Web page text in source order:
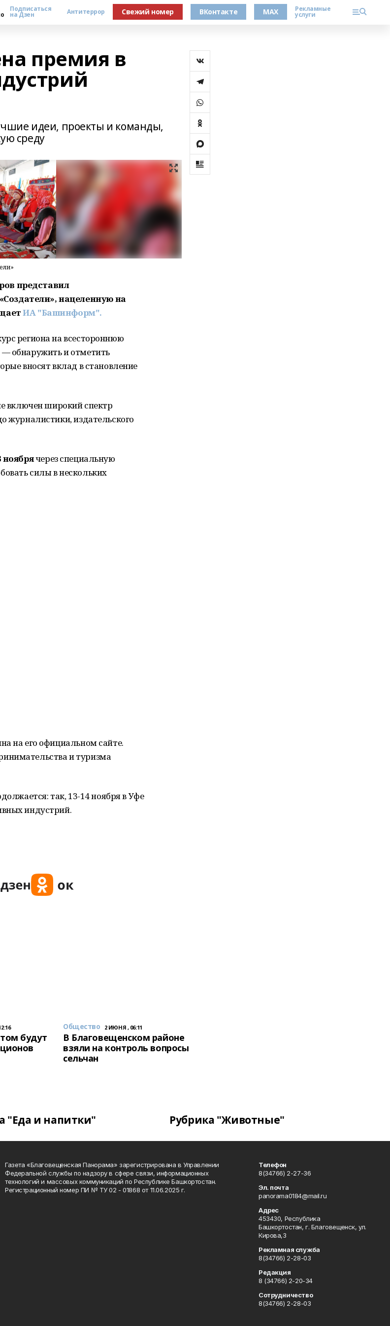
Подписаться
на Дзен Антитеррор Свежий номер ВКонтакте MAX Рекламные
услуги
премия в
идеи, проекты и команды,
среду
представил
нацеленную на
ИА "Башинформ".
региона на всестороннюю
обнаружить и отметить
вносят вклад в становление
включен широкий спектр
журналистики, издательского
ноябрячерез специальную
силы в нескольких
на его официальном сайте.
и туризма
так, 13-14 ноября в Уфе
индустрий.
будут
Общество 2 ИЮНЯ , 06:11
В Благовещенском районе
взяли на контроль вопросы
сельчан
"Еда и напитки" Рубрика "Животные"
Газета «Благовещенская Панорама» зарегистрирована в Управлении
Федеральной службы по надзору в сфере связи, информационных
технологий и массовых коммуникаций по Республике Башкортостан.
Регистрационный номер ПИ № ТУ 02 - 01868 от 11.06.2025 г.
Телефон
8(34766) 2-27-36
Эл. почта
panorama0184@mail.ru
Адрес
453430, Республика
Башкортостан, г. Благовещенск, ул.
Кирова,3
Рекламная служба
8(34766) 2-28-03
Редакция
8 (34766) 2-20-34
Сотрудничество
8(34766) 2-28-03